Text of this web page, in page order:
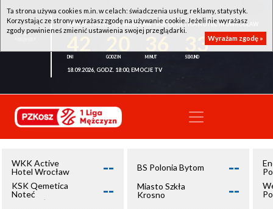
WKK ACTIVE HOTEL WROCŁAW - KSK QEMETICA NOTEĆ INOWROCŁAW
32
18.09.2026, GODZ. 18:00, EMOCJE TV
WKK Active
Hotel Wrocław
--
KSK Qemetica
Noteć
Inowrocław
--
BS Polonia Bytom --
Miasto Szkła
Krosno
--
Ta strona używa cookies m.in. w celach: świadczenia usług, reklamy, statystyk.
Korzystając ze strony wyrażasz zgodę na używanie cookie. Jeżeli nie wyrażasz
zgody powinieneś zmienić ustawienia swojej przeglądarki.
Wyrażam zgodę »